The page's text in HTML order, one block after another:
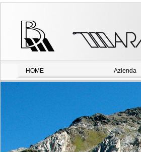
HOME Azienda